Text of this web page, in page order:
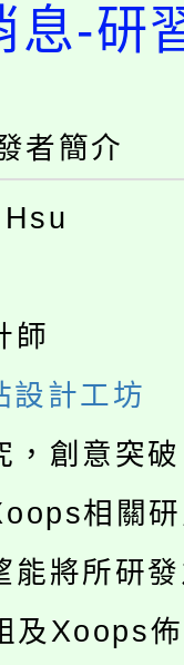
年度第
選結果(
險知識
度學生
民語歌
年度第
選結果(
學推廣
、社會
加。
入校路
專業人
賠案件
程序及
育課程
年度第
選結果(
險知識
息-研
者簡介
師
設計工坊
，創意突
相關
能將所研
及Xoops